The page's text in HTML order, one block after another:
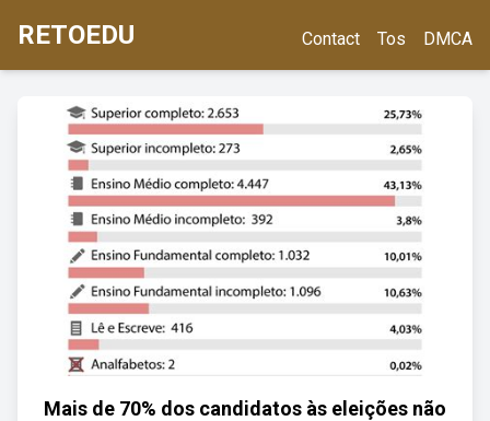
RETOEDU Contact Tos DMCA
Mais de 70% dos candidatos às eleições não